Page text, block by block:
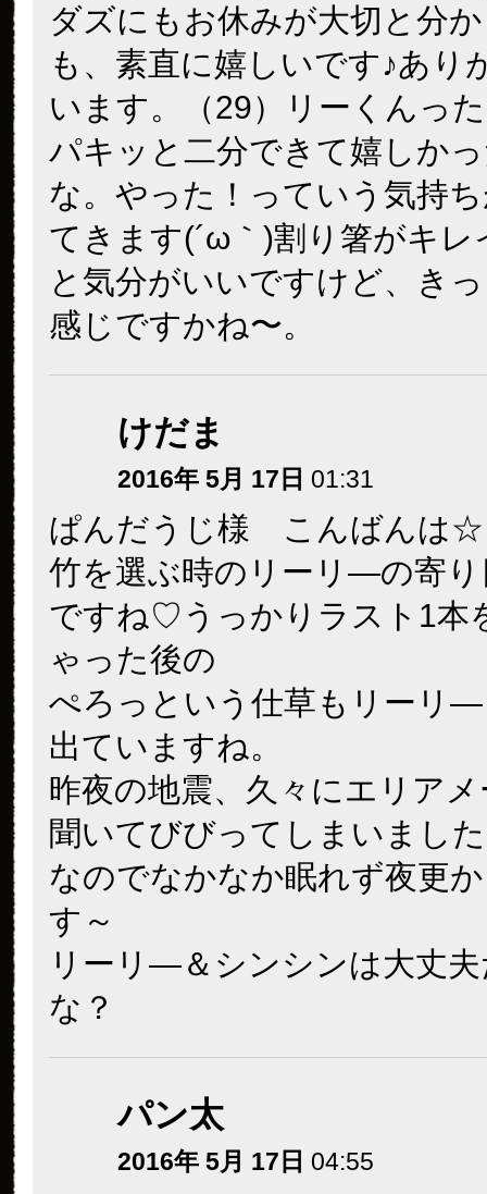
ダズにもお休みが大切と分
も、素直に嬉しいです♪あり
います。（29）リーくんっ
パキッと二分できて嬉しか
な。やった！っていう気持
てきます(´ω｀)割り箸がキレ
と気分がいいですけど、き
感じですかね〜。
けだま
2016年 5月 17日 01:31
ぱんだうじ様 こんばんは☆
竹を選ぶ時のリーリ―の寄り
ですね♡うっかりラスト1本
ゃった後の
ぺろっという仕草もリーリ
出ていますね。
昨夜の地震、久々にエリア
聞いてびびってしまいまし
なのでなかなか眠れず夜更
す～
リーリ―＆シンシンは大丈
な？
パン太
2016年 5月 17日 04:55